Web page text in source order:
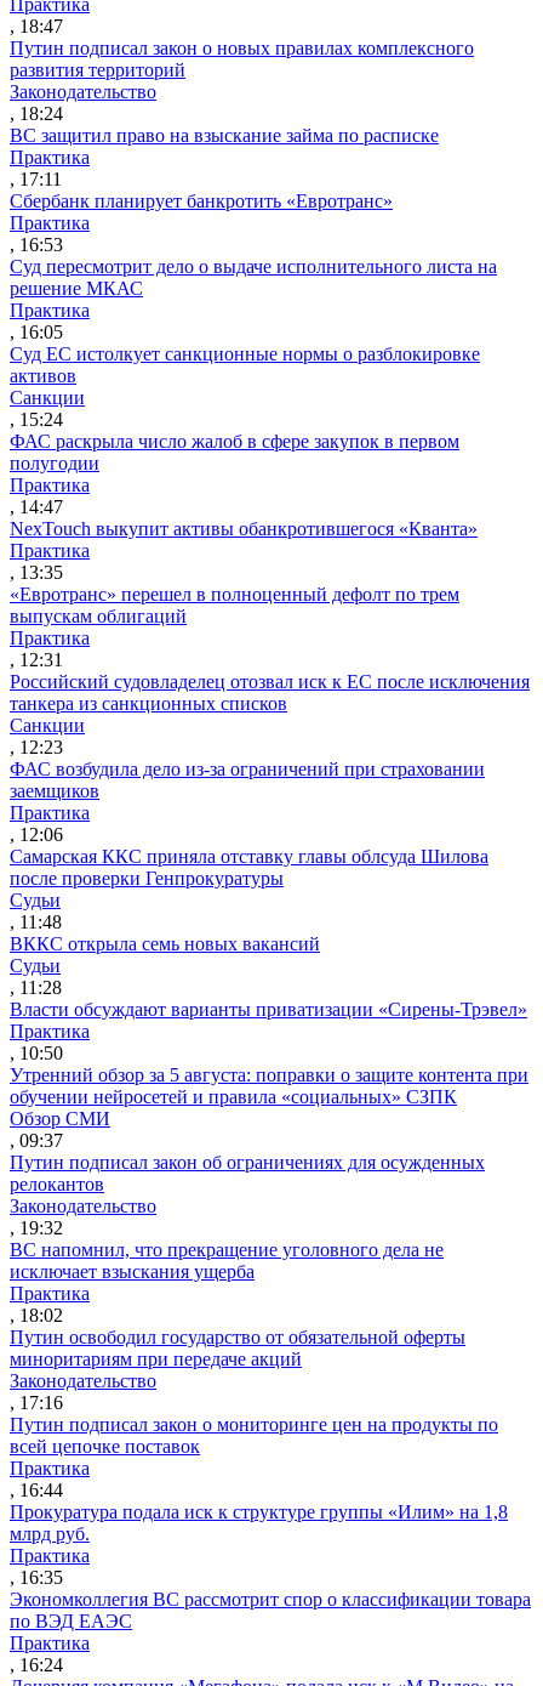
, 18:47
Путин подписал закон о новых правилах комплексного
развития территорий
Законодательство
, 18:24
ВС защитил право на взыскание займа по расписке
Практика
, 17:11
Сбербанк планирует банкротить «Евротранс»
Практика
, 16:53
Суд пересмотрит дело о выдаче исполнительного листа на
решение МКАС
Практика
, 16:05
Суд ЕС истолкует санкционные нормы о разблокировке
активов
Санкции
, 15:24
ФАС раскрыла число жалоб в сфере закупок в первом
полугодии
Практика
, 14:47
NexTouch выкупит активы обанкротившегося «Кванта»
Практика
, 13:35
«Евротранс» перешел в полноценный дефолт по трем
выпускам облигаций
Практика
, 12:31
Российский судовладелец отозвал иск к ЕС после исключения
танкера из санкционных списков
Санкции
, 12:23
ФАС возбудила дело из-за ограничений при страховании
заемщиков
Практика
, 12:06
Самарская ККС приняла отставку главы облсуда Шилова
после проверки Генпрокуратуры
Судьи
, 11:48
ВККС открыла семь новых вакансий
Судьи
, 11:28
Власти обсуждают варианты приватизации «Сирены-Трэвел»
Практика
, 10:50
Утренний обзор за 5 августа: поправки о защите контента при
обучении нейросетей и правила «социальных» СЗПК
Обзор СМИ
, 09:37
Путин подписал закон об ограничениях для осужденных
релокантов
Законодательство
, 19:32
ВС напомнил, что прекращение уголовного дела не
исключает взыскания ущерба
Практика
, 18:02
Путин освободил государство от обязательной оферты
миноритариям при передаче акций
Законодательство
, 17:16
Путин подписал закон о мониторинге цен на продукты по
всей цепочке поставок
Практика
, 16:44
Прокуратура подала иск к структуре группы «Илим» на 1,8
млрд руб.
Практика
, 16:35
Экономколлегия ВС рассмотрит спор о классификации товара
по ВЭД ЕАЭС
Практика
, 16:24